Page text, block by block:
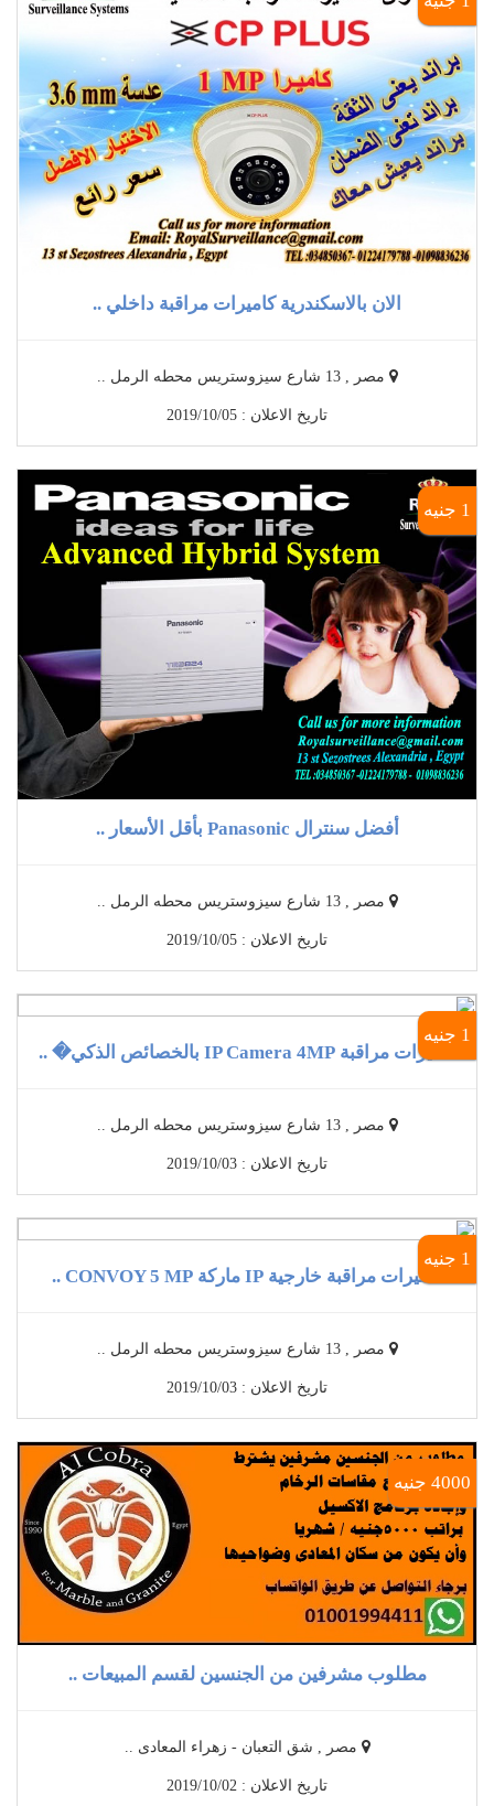
الان بالاسكندرية كاميرات مراقبة داخلي ..
مصر , 13 شارع سيزوستريس محطه الرمل ..
تاريخ الاعلان : 2019/10/05
1 جنيه
أفضل سنترال Panasonic بأقل الأسعار ..
مصر , 13 شارع سيزوستريس محطه الرمل ..
تاريخ الاعلان : 2019/10/05
1 جنيه
كاميرات مراقبة IP Camera 4MP بالخصائص الذكي� ..
مصر , 13 شارع سيزوستريس محطه الرمل ..
تاريخ الاعلان : 2019/10/03
1 جنيه
كاميرات مراقبة خارجية IP ماركة CONVOY 5 MP ..
مصر , 13 شارع سيزوستريس محطه الرمل ..
تاريخ الاعلان : 2019/10/03
4000 جنيه
مطلوب مشرفين من الجنسين لقسم المبيعات ..
مصر , شق التعبان - زهراء المعادى ..
تاريخ الاعلان : 2019/10/02